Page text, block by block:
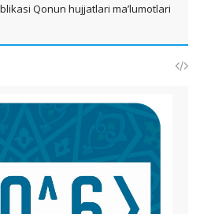
Qonun hujjatlari ma’lumotlari